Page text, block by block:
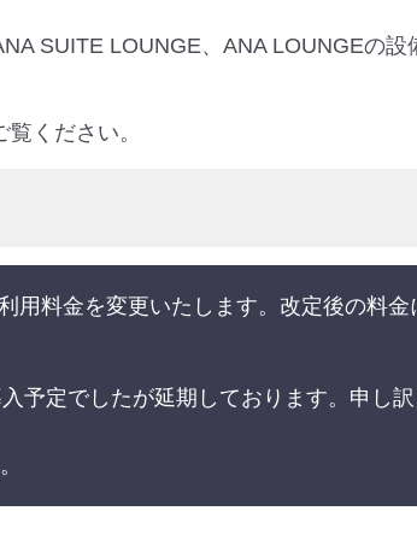
SUITE LOUNGE、ANA LOUNGEの設
覧ください。
用料金を変更いたします。改定後の料金
予定でしたが延期しております。申し